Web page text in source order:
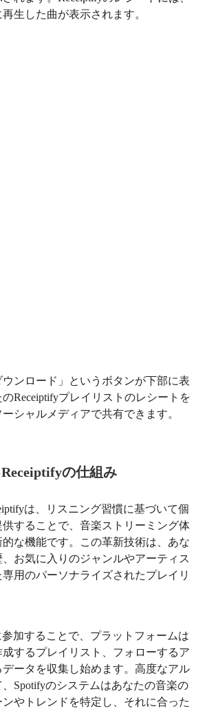
生した曲が表示されます。
ンロード」というボタンが下部に表
Receiptifyプレイリストのレシートを
シャルメディアで共有できます。
の仕組み
は、リスニング習慣に基づいて個
することで、音楽ストリーミング体
な機能です。この革新技術は、あな
お気に入りのジャンルやアーティス
専用のパーソナライズされたプレイリ
参加することで、プラットフォームは
するプレイリスト、フォローするア
ータを収集し始めます。高度なアル
Spotifyのシステムはあなたの音楽の
やトレンドを特定し、それに合った